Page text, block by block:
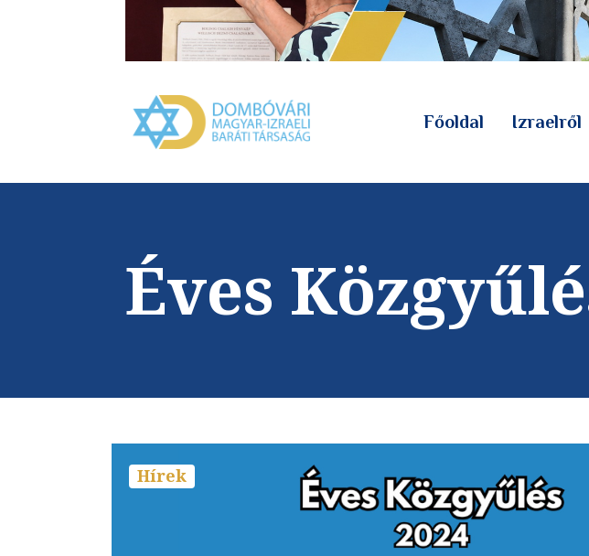
Főoldal Izraelről
Éves
Hírek